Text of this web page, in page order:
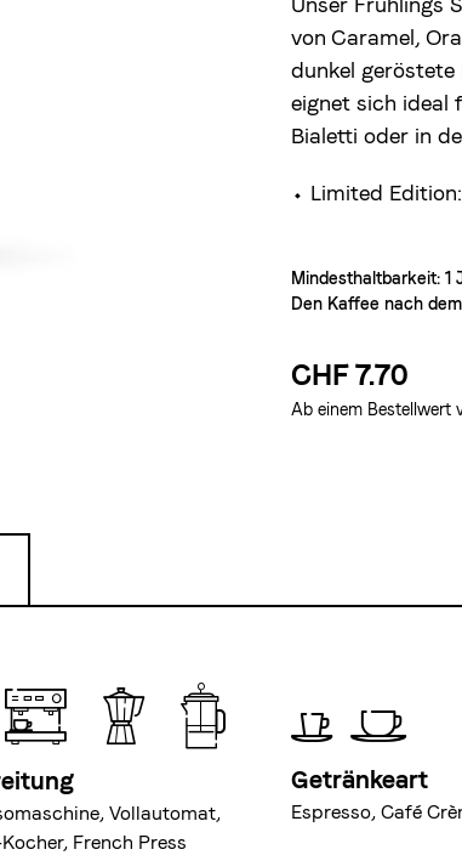
von Caramel,
dunkel
eignet sich ideal
Bialetti oder in
⬩ Limited
Mindesthaltbarkeit: 1
Den Kaffee nach
CHF 7.70
Ab einem Bestellwert
Vollautomat,
French Press
Getränkeart
Espresso, Café